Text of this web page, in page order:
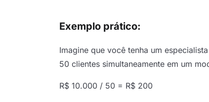
Exemplo prático:
Imagine que você tenha um
50 clientes simultaneamente em um
R$ 10.000 / 50 = R$ 200